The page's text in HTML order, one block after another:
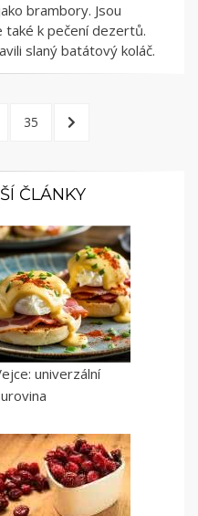
brambory. Jsou
také k pečení dezertů.
slaný batátový koláč.
35
ČLÁNKY
univerzální